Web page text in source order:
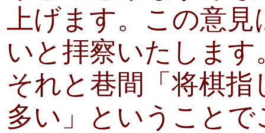
上げます。この意
いと拝察いたします
それと巷間「将棋
多い」ということ